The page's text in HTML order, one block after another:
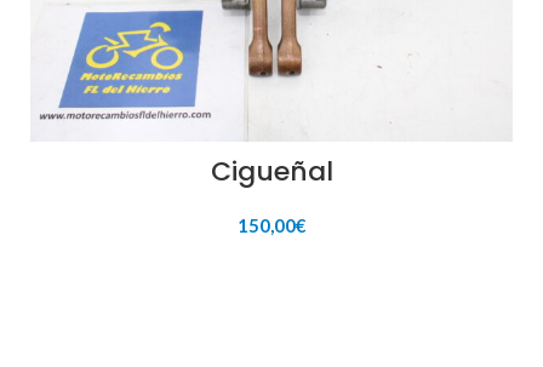
Cigueñal
150,00€